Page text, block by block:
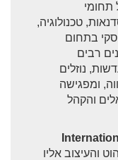
תחומי
טכנולוגיה,
בתחום
רבים
נוזלים
ומפגישה
והקהל
והעיצוב אליו